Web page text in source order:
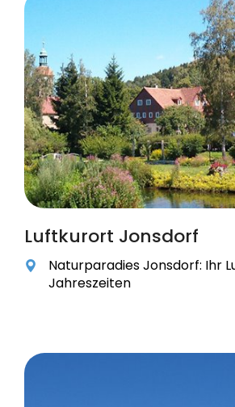
Luftkurort Jonsdorf
Naturparadies Jonsdorf: Ihr
Jahreszeiten